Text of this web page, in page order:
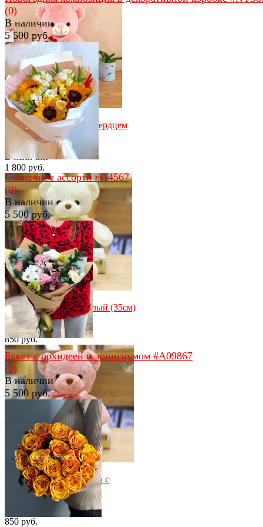
избранное сравнить
избранное сравнить
Плюшевый медведь с сердцем
(55см)
(0)
В наличии
1 800 руб.
сравнить
Мишутка с бантом белый (35см)
(0)
В наличии
850 руб.
Мягкая игрушка Мишка с
бантиком
850 руб.
избранное сравнить
(0)
В наличии
5 500 руб.
избранное сравнить
Солнечное ассорти #A4567
(0)
В наличии
5 500 руб.
избранное сравнить
Букет с орхидеей и эрингиумом #А09867
(0)
В наличии
5 500 руб.